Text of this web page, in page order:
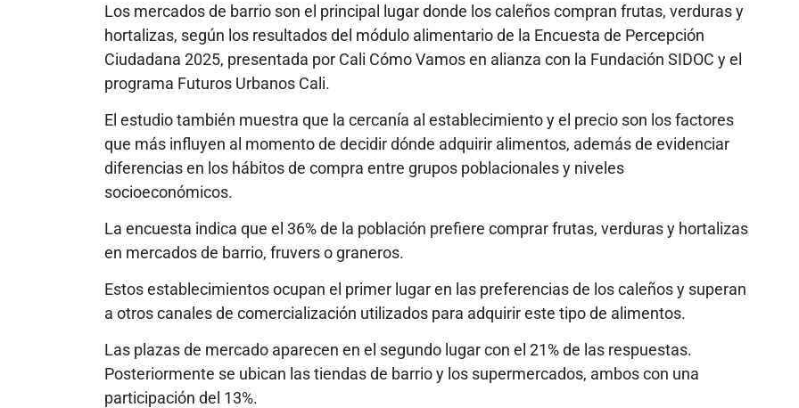
Los mercados de barrio son el principal lugar donde los caleños compran frutas, verduras y
hortalizas, según los resultados del módulo alimentario de la Encuesta de Percepción
Ciudadana 2025, presentada por Cali Cómo Vamos en alianza con la Fundación SIDOC y el
programa Futuros Urbanos Cali.
El estudio también muestra que la cercanía al establecimiento y el precio son los factores
que más influyen al momento de decidir dónde adquirir alimentos, además de evidenciar
diferencias en los hábitos de compra entre grupos poblacionales y niveles
socioeconómicos.
La encuesta indica que el 36% de la población prefiere comprar frutas, verduras y hortalizas
en mercados de barrio, fruvers o graneros.
Estos establecimientos ocupan el primer lugar en las preferencias de los caleños y superan
a otros canales de comercialización utilizados para adquirir este tipo de alimentos.
Las plazas de mercado aparecen en el segundo lugar con el 21% de las respuestas.
Posteriormente se ubican las tiendas de barrio y los supermercados, ambos con una
participación del 13%.